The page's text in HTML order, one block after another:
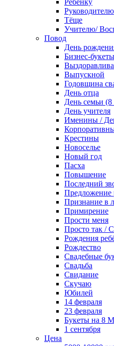
Ребёнку
Руководителю
Тёще
Учителю/
Повод
День
Бизнес-букеты
Выпускной
Годовщина
День отца
День семьи
День учителя
Именины /
Крестины
Новоселье
Новый год
Пасха
Повышение
Последний
Предложение
Признание в
Примирение
Прости меня
Просто так /
Рождения
Рождество
Свадебные
Свадьба
Свидание
Скучаю
Юбилей
14 февраля
23 февраля
Букеты на 8
1 сентября
Цена